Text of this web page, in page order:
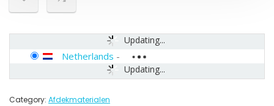
Updating...
Updating...
Netherlands -
Category: Afdekmaterialen